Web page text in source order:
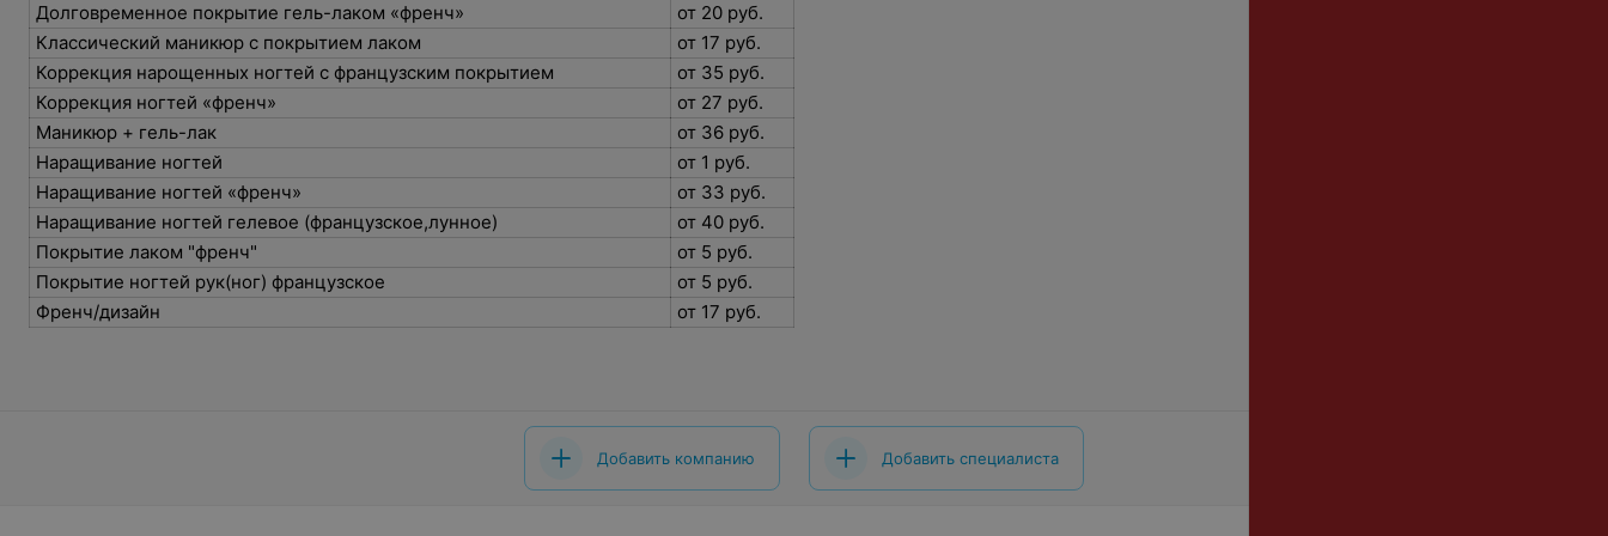
Долговременное покрытие гель-лаком «френч»
от 20 руб.
Классический маникюр с покрытием лаком
от 17 руб.
Коррекция нарощенных ногтей с французским покрытием
от 35 руб.
Коррекция ногтей «френч»
от 27 руб.
Маникюр + гель-лак
от 36 руб.
Наращивание ногтей
от 1 руб.
Наращивание ногтей «френч»
от 33 руб.
Наращивание ногтей гелевое (французское,лунное)
от 40 руб.
Покрытие лаком "френч"
от 5 руб.
Покрытие ногтей рук(ног) французское
от 5 руб.
Френч/дизайн
от 17 руб.
Добавить компанию Добавить специалиста